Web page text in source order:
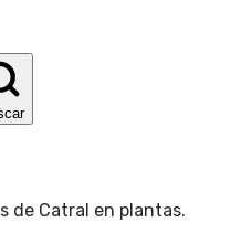
de Catral en plantas.